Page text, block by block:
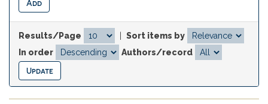
Results/Page
Sort items by
In order
Authors/record